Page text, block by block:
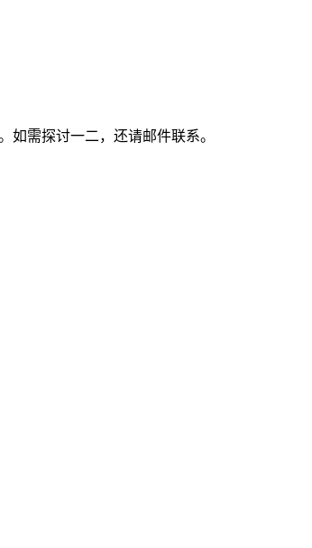
如需探讨一二，还请邮件联系。